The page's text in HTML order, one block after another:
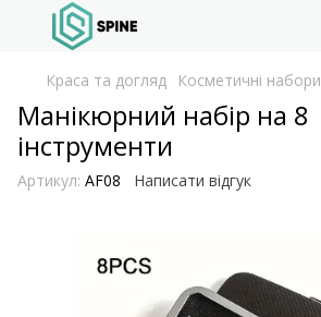
Краса та догляд Косметичні набори
Манікюрний набір на 8
інструменти
Артикул: AF08 Написати відгук